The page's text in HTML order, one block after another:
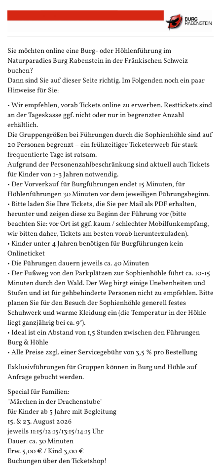
Zum
Haupt-
Sie möchten online eine Burg- oder Höhlenführung im
Naturparadies Burg Rabenstein in der Fränkischen Schweiz
buchen?
Dann sind Sie auf dieser Seite richtig. Im Folgenden noch ein paar
Hinweise für Sie:
• Wir empfehlen, vorab Tickets online zu erwerben. Resttickets sind
an der Tageskasse ggf. nicht oder nur in begrenzter Anzahl
erhältlich.
Die Gruppengrößen bei Führungen durch die Sophienhöhle sind auf
20 Personen begrenzt – ein frühzeitiger Ticketerwerb für stark
frequentierte Tage ist ratsam.
Aufgrund der Personenzahlbeschränkung sind aktuell auch Tickets
für Kinder von 1-3 Jahren notwendig.
• Der Vorverkauf für Burgführungen endet 15 Minuten, für
Höhlenführungen 30 Minuten vor dem jeweiligen Führungsbeginn.
• Bitte laden Sie Ihre Tickets, die Sie per Mail als PDF erhalten,
herunter und zeigen diese zu Beginn der Führung vor (bitte
beachten Sie: vor Ort ist ggf. kaum / schlechter Mobilfunkempfang,
wir bitten daher, Tickets am besten vorab herunterzuladen).
• Kinder unter 4 Jahren benötigen für Burgführungen kein
Onlineticket
• Die Führungen dauern jeweils ca. 40 Minuten
• Der Fußweg von den Parkplätzen zur Sophienhöhle führt ca. 10-15
Minuten durch den Wald. Der Weg birgt einige Unebenheiten und
Stufen und ist für gehbehinderte Personen nicht zu empfehlen. Bitte
planen Sie für den Besuch der Sophienhöhle generell festes
Schuhwerk und warme Kleidung ein (die Temperatur in der Höhle
liegt ganzjährig bei ca. 9°).
• Ideal ist ein Abstand von 1,5 Stunden zwischen den Führungen
Burg & Höhle
• Alle Preise zzgl. einer Servicegebühr von 3,5 % pro Bestellung
Exklusivführungen für Gruppen können in Burg und Höhle auf
Anfrage gebucht werden.
Special für Familien:
"Märchen in der Drachenstube"
für Kinder ab 5 Jahre mit Begleitung
15. & 23. August 2026
jeweils 11:15/12:15/13:15/14:15 Uhr
Dauer: ca. 30 Minuten
Erw. 5,00 € / Kind 3,00 €
Buchungen über den Ticketshop!